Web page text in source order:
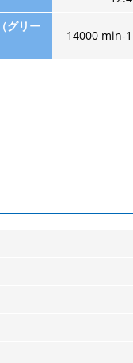
グリー
14000 min-1